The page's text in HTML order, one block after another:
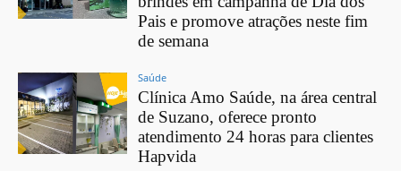
Pais e promove atrações neste fim
de semana
Saúde
Clínica Amo Saúde, na área central
de Suzano, oferece pronto
atendimento 24 horas para clientes
Hapvida